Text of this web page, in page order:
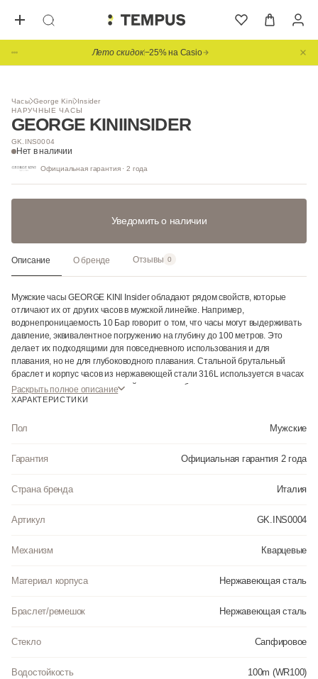
Лето скидок−25% на Casio
Часы George Kini Insider
НАРУЧНЫЕ ЧАСЫ
GEORGE KINIINSIDER
GK.INS0004
Нет в наличии
Официальная гарантия · 2 года
1/ 6
Уведомить о наличии
Описание О бренде Отзывы 0
Мужские часы GEORGE KINI Insider обладают рядом свойств, которые
отличают их от других часов в мужской линейке. Например,
водонепроницаемость 10 Бар говорит о том, что часы могут выдерживать
давление, эквивалентное погружению на глубину до 100 метров. Это
делает их подходящими для повседневного использования и для
плавания, но не для глубоководного плавания. Стальной брутальный
браслет и корпус часов из нержавеющей стали 316L используется в часах
высокого качества, так как такой материал обладает прочностью и
устойчивостью к коррозии. Это делает часы долговечными и дает им
оригинальность к часам, делая их выразительными и привлекательными.
Раскрыть полное описание
ХАРАКТЕРИСТИКИ
Пол Мужские
Гарантия Официальная гарантия 2 года
Страна бренда Италия
Артикул GK.INS0004
Механизм Кварцевые
Материал корпуса Нержавеющая сталь
Браслет/ремешок Нержавеющая сталь
Стекло Сапфировое
Водостойкость 100m (WR100)